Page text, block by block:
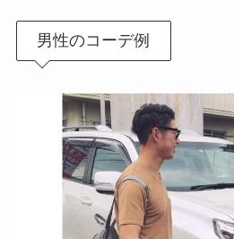
男性のコーデ例